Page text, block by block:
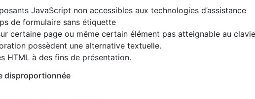
JavaScript non accessibles aux technologies d’assistance
de formulaire sans étiquette
certaine page ou même certain élément pas atteignable au
possèdent une alternative textuelle.
HTML à des fins de présentation.
disproportionnée